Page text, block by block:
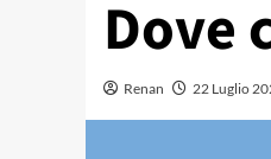
Dove
Renan 22 Luglio